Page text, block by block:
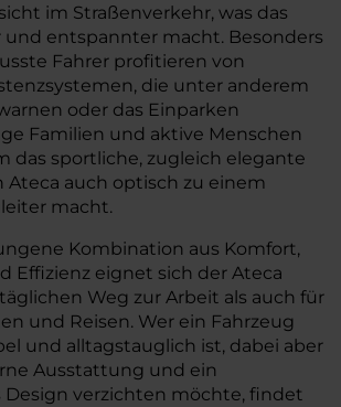
im Straßenverkehr, was das
und entspannter macht. Besonders
Fahrer profitieren von
die unter anderem
oder das Einparken
Familien und aktive Menschen
das sportliche, zugleich elegante
Ateca auch optisch zu einem
macht.
Kombination aus Komfort,
Effizienz eignet sich der Ateca
Weg zur Arbeit als auch für
und Reisen. Wer ein Fahrzeug
und alltagstauglich ist, dabei aber
Ausstattung und ein
Design verzichten möchte, findet